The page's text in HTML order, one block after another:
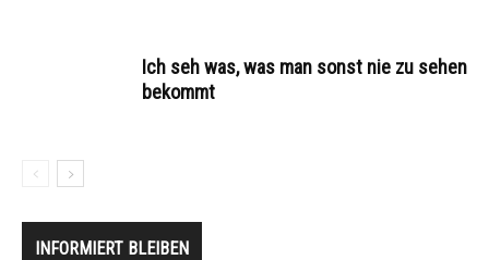
Ich seh was, was man sonst nie zu sehen
bekommt
INFORMIERT BLEIBEN